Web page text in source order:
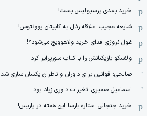
خرید بعدی پرسپولیس بست!
شایعه عجیب: علاقه رئال به کاپیتان یوونتوس!
غول نروژی فدای خرید ولاهوویچ می‌شود؟!
ولاسکو بازیکنانش را با کتاب سورپرایز کرد
صالحی: قوانین برای داوران و ناظران یکسان سازی شد
اسماعیل صفیری: تغیرات داوری زیاد بود
خرید جنجالی: ستاره بارسا این هفته در پاریس!